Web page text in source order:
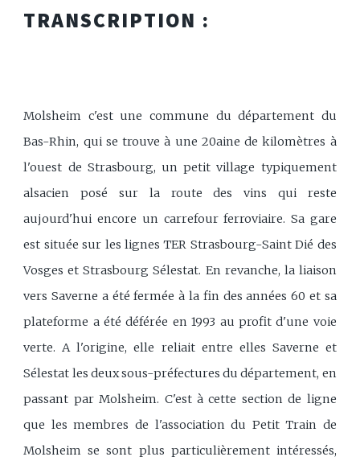
TRANSCRIPTION :
Molsheim c'est une commune du département du
Bas-Rhin, qui se trouve à une 20aine de kilomètres à
l'ouest de Strasbourg, un petit village typiquement
alsacien posé sur la route des vins qui reste
aujourd'hui encore un carrefour ferroviaire. Sa gare
est située sur les lignes TER Strasbourg-Saint Dié des
Vosges et Strasbourg Sélestat. En revanche, la liaison
vers Saverne a été fermée à la fin des années 60 et sa
plateforme a été déférée en 1993 au profit d'une voie
verte. A l'origine, elle reliait entre elles Saverne et
Sélestat les deux sous-préfectures du département, en
passant par Molsheim. C'est à cette section de ligne
que les membres de l'association du Petit Train de
Molsheim se sont plus particulièrement intéressés,